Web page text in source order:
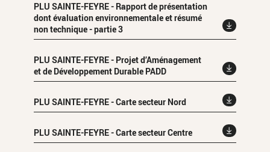
PLU SAINTE-FEYRE - Rapport de présentation
dont évaluation environnementale et résumé
non technique - partie 3
PLU SAINTE-FEYRE - Projet d’Aménagement
et de Développement Durable PADD
PLU SAINTE-FEYRE - Carte secteur Nord
PLU SAINTE-FEYRE - Carte secteur Centre